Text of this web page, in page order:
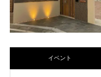
緑の中のギャラリーカフ
住宅街にひっそり佇む素敵な
イベント